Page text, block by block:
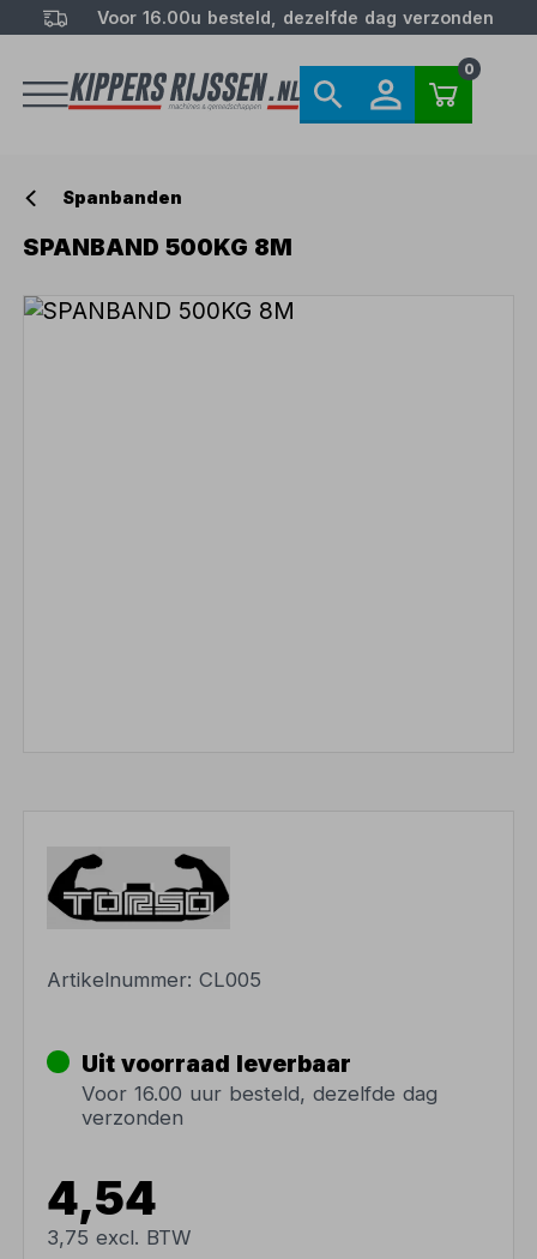
Voor 16.00u besteld, dezelfde dag verzonden
0
Spanbanden
SPANBAND 500KG 8M
Artikelnummer:CL005
Uit voorraad leverbaar
Voor 16.00 uur besteld, dezelfde dag
verzonden
4,54
3,75 excl. BTW